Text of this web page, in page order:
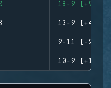
18-9 (+9)
13-9 (+4)
9-11 (-2)
10-9 (+1)